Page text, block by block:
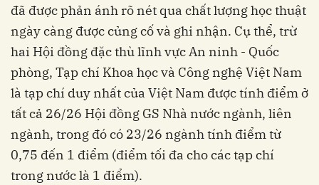
đã được phản ánh rõ nét qua chất lượng học thuật
ngày càng được củng cố và ghi nhận. Cụ thể, trừ
hai Hội đồng đặc thù lĩnh vực An ninh - Quốc
phòng, Tạp chí Khoa học và Công nghệ Việt Nam
là tạp chí duy nhất của Việt Nam được tính điểm ở
tất cả 26/26 Hội đồng GS Nhà nước ngành, liên
ngành, trong đó có 23/26 ngành tính điểm từ
0,75 đến 1 điểm (điểm tối đa cho các tạp chí
trong nước là 1 điểm).